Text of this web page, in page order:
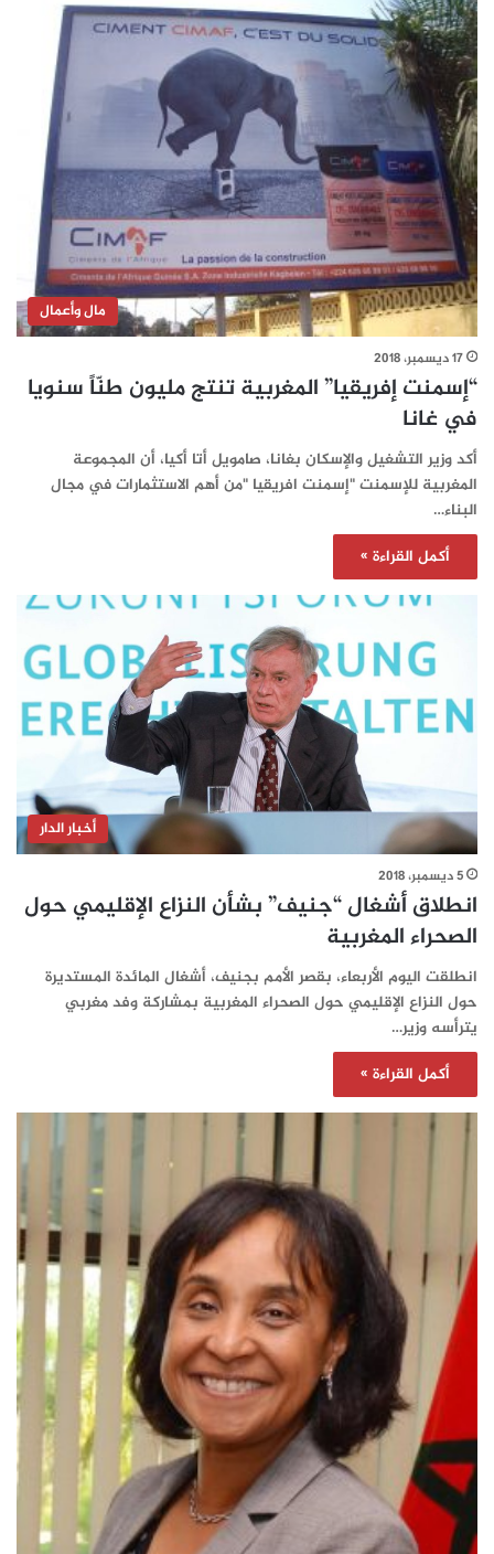
مال وأعمال
17 ديسمبر، 2018
“إسمنت إفريقيا” المغربية تنتج مليون طنّاً سنويا
في غانا
أكد وزير التشغيل والإسكان بغانا، صامويل أتا أكيا، أن المجموعة
المغربية للإسمنت "إسمنت افريقيا "من أهم الاستثمارات في مجال
البناء…
أكمل القراءة »
أخبار الدار
5 ديسمبر، 2018
انطلاق أشغال “جنيف” بشأن النزاع الإقليمي حول
الصحراء المغربية
انطلقت اليوم الأربعاء، بقصر الأمم بجنيف، أشغال المائدة المستديرة
حول النزاع الإقليمي حول الصحراء المغربية بمشاركة وفد مغربي
يترأسه وزير…
أكمل القراءة »